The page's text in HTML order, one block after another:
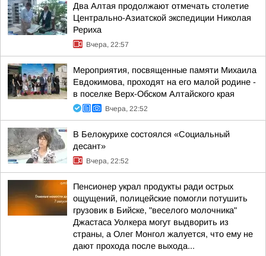
Два Алтая продолжают отмечать столетие
Центрально-Азиатской экспедиции Николая
Рериха
Вчера, 22:57
Мероприятия, посвященные памяти Михаила
Евдокимова, проходят на его малой родине -
в поселке Верх-Обском Алтайского края
Вчера, 22:52
В Белокурихе состоялся «Социальный
десант»
Вчера, 22:52
Пенсионер украл продукты ради острых
ощущений, полицейские помогли потушить
грузовик в Бийске, "веселого молочника"
Джастаса Уолкера могут выдворить из
страны, а Олег Монгол жалуется, что ему не
дают прохода после выхода...